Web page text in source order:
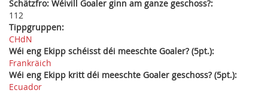
Schätzfro: Wéivill Goaler ginn am ganze geschoss?:
112
Tippgruppen:
CHdN
Wéi eng Ekipp schéisst déi meeschte Goaler? (5pt.):
Frankräich
Wéi eng Ekipp kritt déi meeschte Goaler geschoss? (5pt.):
Ecuador